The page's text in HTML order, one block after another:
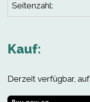
Seitenzahl:
Kauf:
Derzeit verfügbar, auf